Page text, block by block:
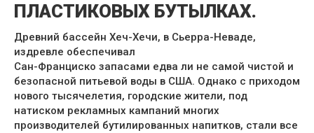
ПЛАСТИКОВЫХ БУТЫЛКАХ.
Древний бассейн Хеч-Хечи, в Сьерра-Неваде,
издревле обеспечивал
Сан-Франциско запасами едва ли не самой чистой и
безопасной питьевой воды в США. Однако с приходом
нового тысячелетия, городские жители, под
натиском рекламных кампаний многих
производителей бутилированных напитков, стали все